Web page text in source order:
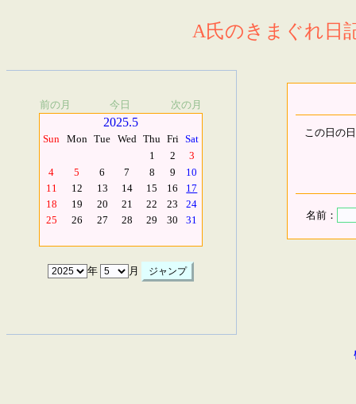
A氏のきまぐれ日
前の月 今日 次の月
2025.5
Sun Mon Tue Wed Thu Fri Sat
1
2
3
4
5 6 7 8 9
10
11
12 13 14 15 16
17
18
19 20 21 22 23
24
25
26 27 28 29 30 31
年 月
この日の
名前：